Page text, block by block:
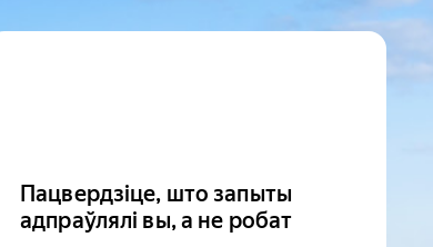
Пацвердзіце, што запыты
адпраўлялі вы, а не робат